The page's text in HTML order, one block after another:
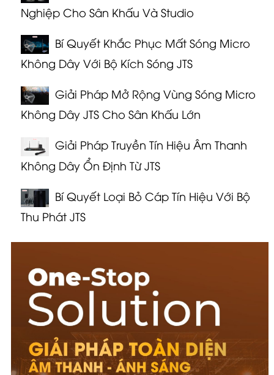
Nghiệp Cho Sân Khấu Và Studio
Bí Quyết Khắc Phục Mất Sóng Micro
Không Dây Với Bộ Kích Sóng JTS
Giải Pháp Mở Rộng Vùng Sóng Micro
Không Dây JTS Cho Sân Khấu Lớn
Giải Pháp Truyền Tín Hiệu Âm Thanh
Không Dây Ổn Định Từ JTS
Bí Quyết Loại Bỏ Cáp Tín Hiệu Với Bộ
Thu Phát JTS